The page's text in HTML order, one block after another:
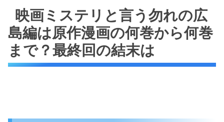
映画ミステリと言う勿れの広
島編は原作漫画の何巻から何巻
まで？最終回の結末は